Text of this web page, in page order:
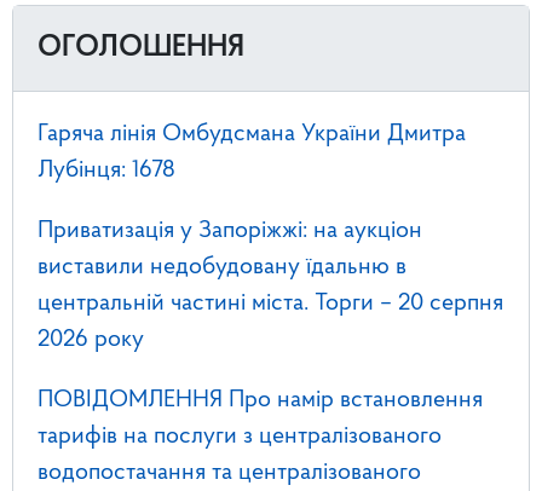
ОГОЛОШЕННЯ
Гаряча лінія Омбудсмана України Дмитра
Лубінця: 1678
Приватизація у Запоріжжі: на аукціон
виставили недобудовану їдальню в
центральній частині міста. Торги – 20 серпня
2026 року
ПОВІДОМЛЕННЯ Про намір встановлення
тарифів на послуги з централізованого
водопостачання та централізованого